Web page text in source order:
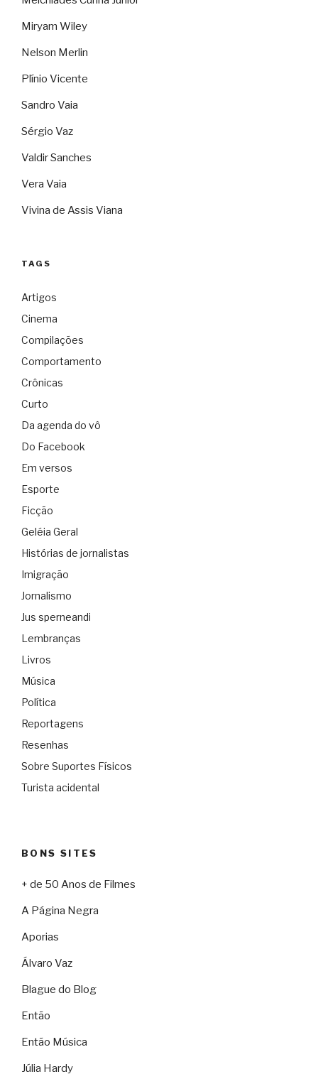
Miryam Wiley
Nelson Merlin
Plínio Vicente
Sandro Vaia
Sérgio Vaz
Valdir Sanches
Vera Vaia
Vivina de Assis Viana
TAGS
Artigos
Cinema
Compilações
Comportamento
Crônicas
Curto
Da agenda do vô
Do Facebook
Em versos
Esporte
Ficção
Geléia Geral
Histórias de jornalistas
Imigração
Jornalismo
Jus sperneandi
Lembranças
Livros
Música
Política
Reportagens
Resenhas
Sobre Suportes Físicos
Turista acidental
BONS SITES
+ de 50 Anos de Filmes
A Página Negra
Aporias
Álvaro Vaz
Blague do Blog
Então
Então Música
Júlia Hardy